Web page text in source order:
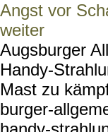
Angst vor
weiter
Augsburger
Handy-
Mast zu
burger-